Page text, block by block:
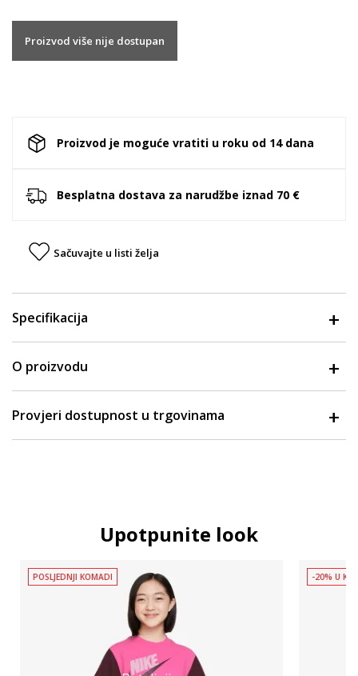
Proizvod više nije dostupan
Proizvod je moguće vratiti u roku od 14 dana
Besplatna dostava za narudžbe iznad 70 €
Sačuvajte u listi želja
Specifikacija
O proizvodu
Provjeri dostupnost u trgovinama
Upotpunite look
POSLJEDNJI KOMADI -20% U